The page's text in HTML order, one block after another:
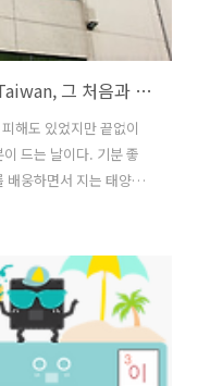
[대만 특파원] Amkor Technology Taiwan, 그 처음과 모태 범핑 T5 (ATT)
해도 있었지만 끝없이
드는 날이다. 기분 좋
배웅하면서 지는 태양을
진다. 이번 달부터는
가 대만에서 처음 근무
을 듯해서다. T5는 新竹
로에 위치한 건물이다.
범핑은 반도체 패키